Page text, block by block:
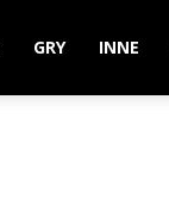
GRY INNE